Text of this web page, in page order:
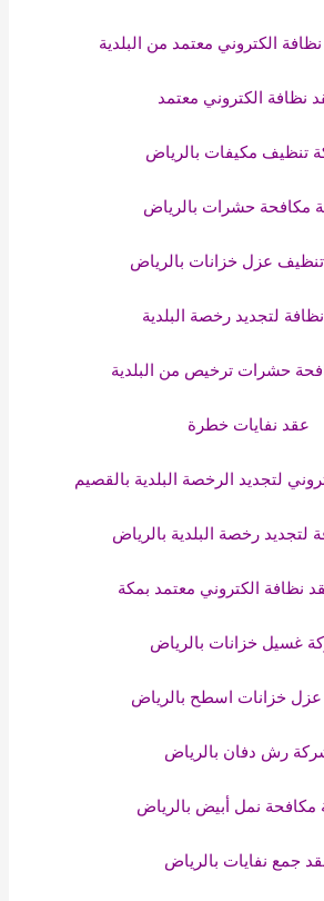
الكتروني معتمد من البلدية
نظافة الكتروني معتمد
تنظيف مكيفات بالرياض
مكافحة حشرات بالرياض
عزل خزانات بالرياض
لتجديد رخصة البلدية
حشرات ترخيص من البلدية
عقد نفايات خطرة
لتجديد الرخصة البلدية بالقصيم
لتجديد رخصة البلدية بالرياض
نظافة الكتروني معتمد بمكة
غسيل خزانات بالرياض
خزانات اسطح بالرياض
رش دفان بالرياض
نمل أبيض بالرياض
جمع نفايات بالرياض